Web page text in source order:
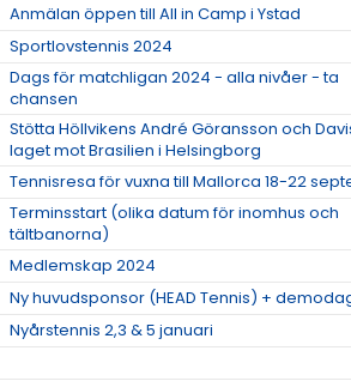
Anmälan öppen till All in Camp i Ystad
Sportlovstennis 2024
Dags för matchligan 2024 - alla nivåer - ta
chansen
Stötta Höllvikens André Göransson och
laget mot Brasilien i Helsingborg
Tennisresa för vuxna till Mallorca 18-22
Terminsstart (olika datum för inomhus och
tältbanorna)
Medlemskap 2024
Ny huvudsponsor (HEAD Tennis) +
Nyårstennis 2,3 & 5 januari